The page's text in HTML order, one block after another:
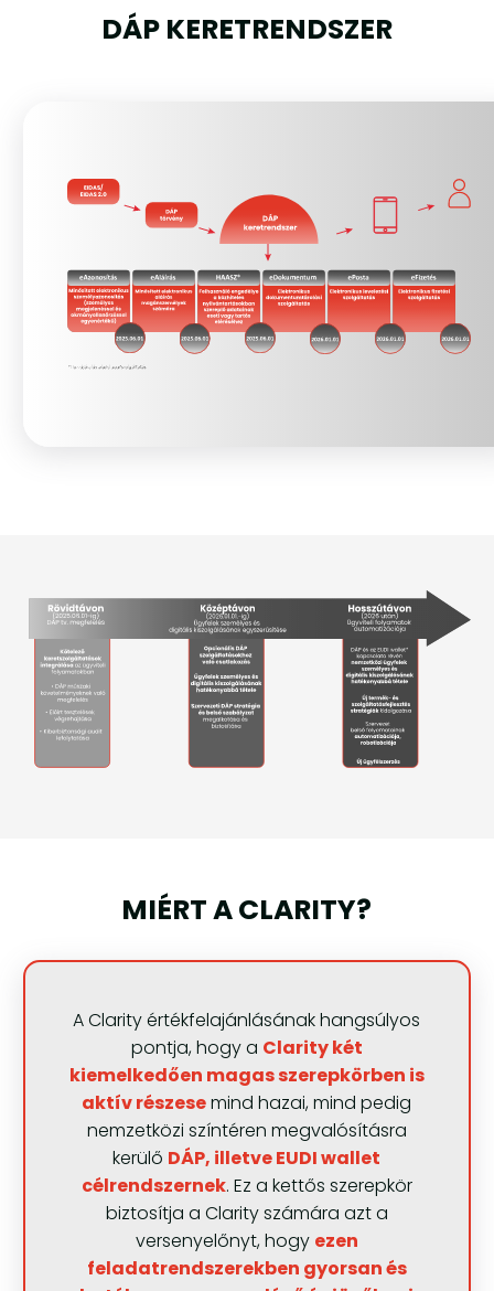
DÁP KERETRENDSZER
MIÉRT A CLARITY?
A Clarity értékfelajánlásának hangsúlyos
pontja, hogy a Clarity két
kiemelkedően magas szerepkörben is
aktív részesemind hazai, mind pedig
nemzetközi színtéren megvalósításra
kerülő DÁP, illetve EUDI wallet
célrendszernek. Ez a kettős szerepkör
biztosítja a Clarity számára azt a
versenyelőnyt, hogy ezen
feladatrendszerekben gyorsan és